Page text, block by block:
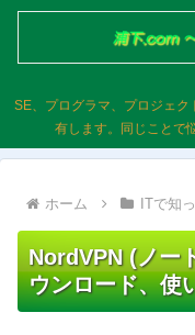
SE、プログラマ、プロジェ
有します。同じことで
ホーム ITで知
NordVPN (ノー
ウンロード、使